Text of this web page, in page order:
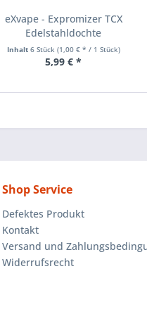
eXvape - Expromizer TCX
Edelstahldochte
Inhalt 6 Stück (1,00 € * / 1 Stück)
5,99 € *
Shop Service
Defektes Produkt
Kontakt
Versand und
Widerrufsrecht